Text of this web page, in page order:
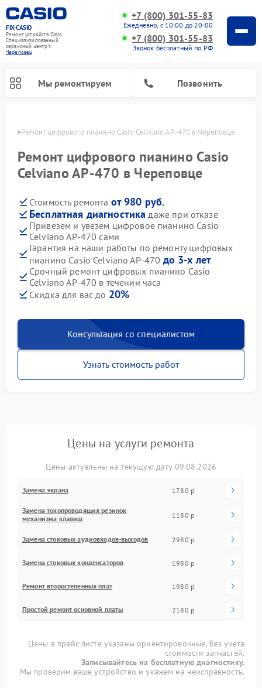
FIX-CASIO
Ремонт устройств Casio
Специализированный
cервисный центр г.
Череповец
+7 (800) 301-55-83
Ежедневно, с 10:00 до 20:00
+7 (800) 301-55-83
Звонок бесплатный по РФ
Мы ремонтируем Позвонить
Ремонт цифрового пианино Casio Celviano AP-470 в Череповце
Ремонт цифрового пианино Casio
Celviano AP-470 в Череповце
Стоимость ремонта от 980 руб.
Бесплатная диагностика даже при отказе
Привезем и увезем цифровое пианино Casio
Celviano AP-470 сами
Гарантия на наши работы по ремонту цифровых
пианино Casio Celviano AP-470 до 3-х лет
Срочный ремонт цифровых пианино Casio
Celviano AP-470 в течении часа
Скидка для вас до 20%
Консультация со специалистом
Узнать стоимость работ
Цены на услуги ремонта
Цены актуальны на текущую дату 09.08.2026
Замена экрана 1780 р
Замена токопроводящих резинок
механизма клавиш
1180 р
Замена стоковых аудиовходов-выходов 2980 р
Замена стоковых конденсаторов 1980 р
Ремонт второстепенных плат 1980 р
Простой ремонт основной платы 2180 р
Цены в прайс-листе указаны ориентировочные, без учета
стоимости запчастей.
Записывайтесь на бесплатную диагностику.
Мы проверим ваше устройство и укажем на неисправность.